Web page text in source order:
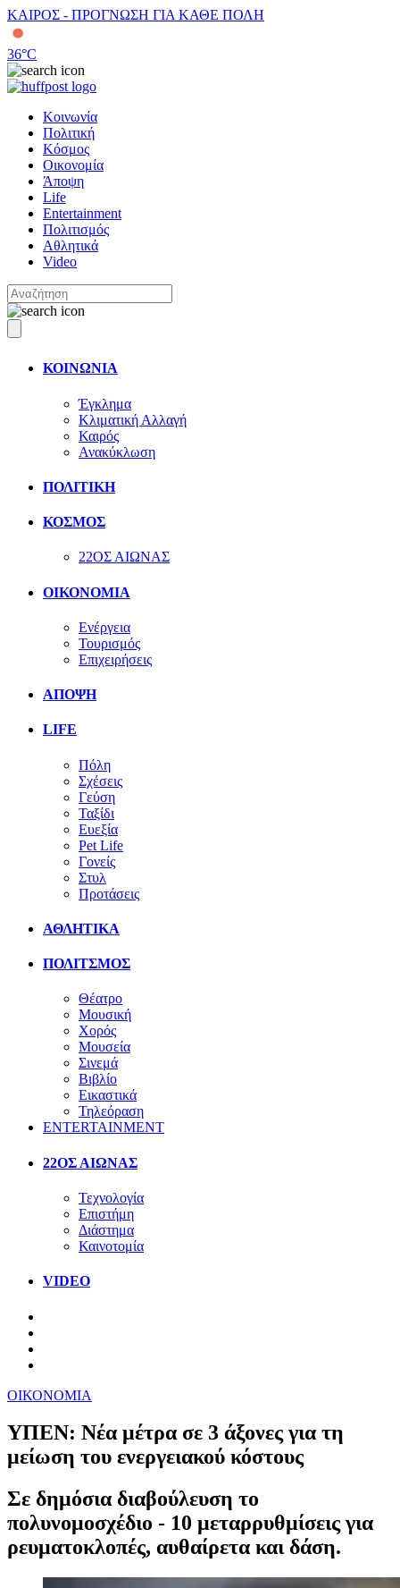
ΚΑΙΡΟΣ - ΠΡΟΓΝΩΣΗ ΓΙΑ ΚΑΘΕ ΠΟΛΗ
36°C
Κοινωνία
Πολιτική
Κόσμος
Οικονομία
Άποψη
Life
Entertainment
Πολιτισμός
Αθλητικά
Video
ΚΟΙΝΩΝΙΑ
Έγκλημα
Κλιματική Αλλαγή
Καιρός
Ανακύκλωση
ΠΟΛΙΤΙΚΗ
ΚΟΣΜΟΣ
22ΟΣ ΑΙΩΝΑΣ
ΟΙΚΟΝΟΜΙΑ
Ενέργεια
Τουρισμός
Επιχειρήσεις
ΑΠΟΨΗ
LIFE
Πόλη
Σχέσεις
Γεύση
Ταξίδι
Ευεξία
Pet Life
Γονείς
Στυλ
Προτάσεις
ΑΘΛΗΤΙΚΑ
ΠΟΛΙΤΣΜΟΣ
Θέατρο
Μουσική
Χορός
Μουσεία
Σινεμά
Βιβλίο
Εικαστικά
Τηλεόραση
ENTERTAINMENT
22ΟΣ ΑΙΩΝΑΣ
Τεχνολογία
Επιστήμη
Διάστημα
Καινοτομία
VIDEO
ΟΙΚΟΝΟΜΙΑ
ΥΠΕΝ: Νέα μέτρα σε 3 άξονες για τη
μείωση του ενεργειακού κόστους
Σε δημόσια διαβούλευση το
πολυνομοσχέδιο - 10 μεταρρυθμίσεις για
ρευματοκλοπές, αυθαίρετα και δάση.